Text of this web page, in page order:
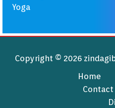
Yoga
Copyright © 2026
Home
Contact